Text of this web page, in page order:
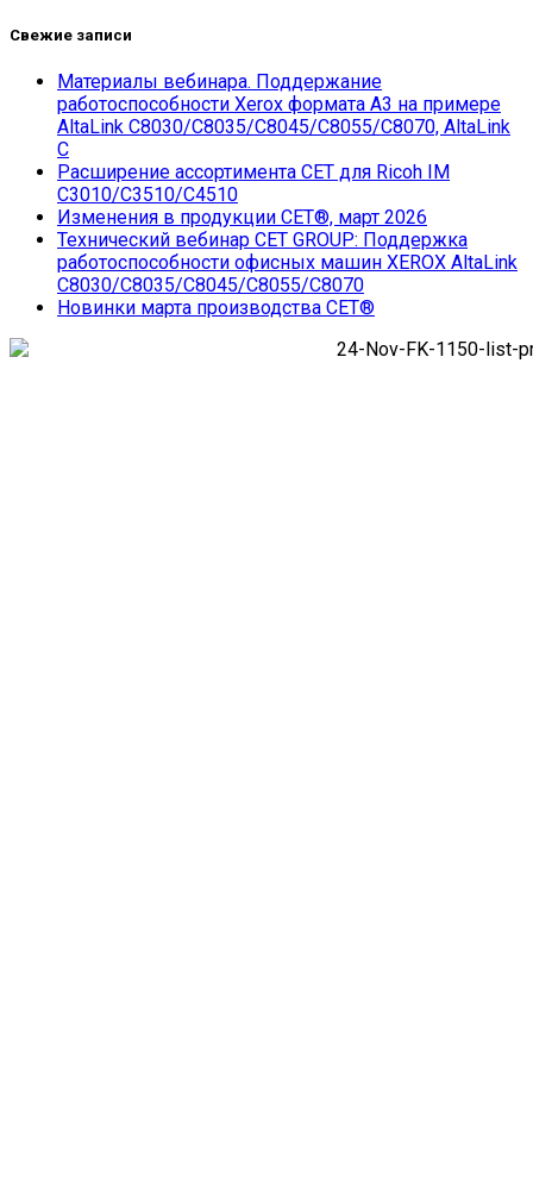
Свежие записи
Материалы вебинара. Поддержание
работоспособности Xerox формата А3 на примере
AltaLink C8030/С8035/С8045/С8055/С8070, AltaLink
C
Расширение ассортимента СЕТ для Ricoh IM
C3010/C3510/C4510
Изменения в продукции CET®, март 2026
Технический вебинар CET GROUP: Поддержка
работоспособности офисных машин XEROX AltaLink
C8030/С8035/С8045/С8055/С8070
Новинки марта производства СЕТ®